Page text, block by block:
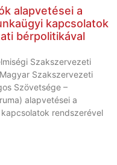
alapvetései a
kapcsolatok
bérpolitikával
Szakszervezeti
Szakszervezeti
Szövetsége –
alapvetései a
rendszerével